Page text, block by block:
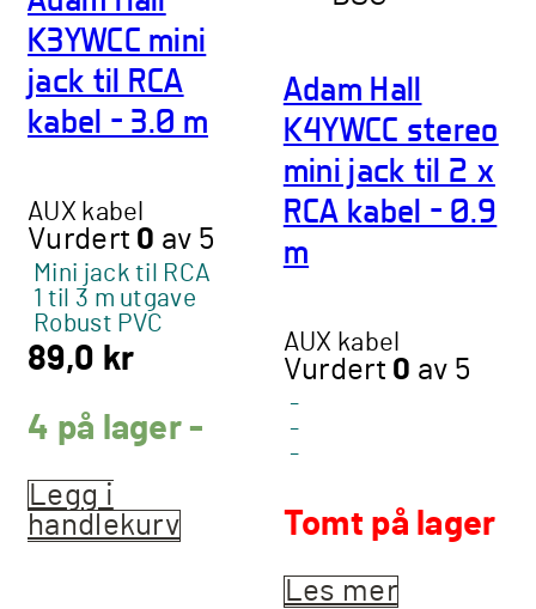
K3YWCC mini
jack til RCA
kabel – 3.0 m
AUX kabel
Vurdert 0 av 5
Mini jack til RCA
1 til 3 m utgave
Robust PVC
89,0 kr
4 på lager -
Legg i
handlekurv
Adam Hall
K4YWCC stereo
mini jack til 2 x
RCA kabel – 0.9
m
AUX kabel
Vurdert 0 av 5
-
-
-
Tomt på lager
Les mer